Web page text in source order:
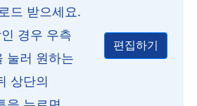
드 받으세요.
경우 우측
눌러 원하는
상단의
편집하기